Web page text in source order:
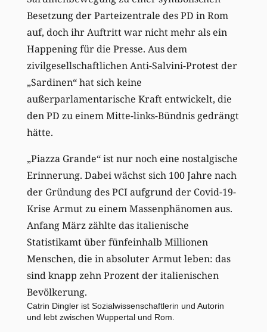
Besetzung der Parteizentrale des PD in Rom
auf, doch ihr Auftritt war nicht mehr als ein
Happening für die Presse. Aus dem
zivilgesellschaftlichen Anti-Salvini-Protest der
„Sardinen“ hat sich keine
außerparlamentarische Kraft entwickelt, die
den PD zu einem Mitte-links-Bündnis gedrängt
hätte.
„Piazza Grande“ ist nur noch eine nostalgische
Erinnerung. Dabei wächst sich 100 Jahre nach
der Gründung des PCI aufgrund der Covid-19-
Krise Armut zu einem Massenphänomen aus.
Anfang März zählte das italienische
Statistikamt über fünfeinhalb Millionen
Menschen, die in absoluter Armut leben: das
sind knapp zehn Prozent der italienischen
Bevölkerung.
Catrin Dingler ist Sozialwissenschaftlerin und Autorin
und lebt zwischen Wuppertal und Rom.